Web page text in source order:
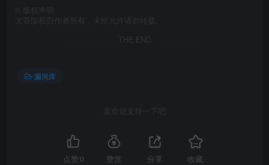
版权声明
文章版权归作者所有，未经允许请勿转载。
THE END
漏洞库
喜欢就支持一下吧
点赞 0 赞赏 分享 收藏